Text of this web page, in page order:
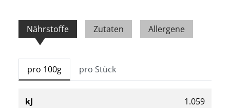
Nährstoffe Zutaten Allergene
pro 100g pro Stück
kJ 1.059